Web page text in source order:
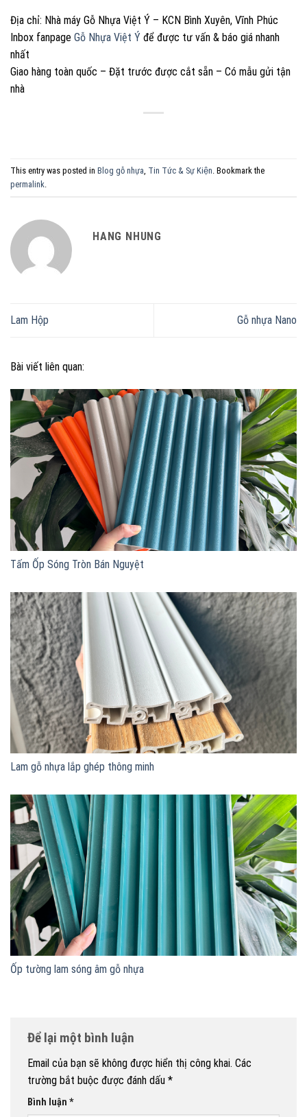
Địa chỉ: Nhà máy Gỗ Nhựa Việt Ý – KCN Bình Xuyên, Vĩnh Phúc
Inbox fanpage Gỗ Nhựa Việt Ý để được tư vấn & báo giá nhanh
nhất
Giao hàng toàn quốc – Đặt trước được cắt sẵn – Có mẫu gửi tận
nhà
This entry was posted in Blog gỗ nhựa Tin Tức & Sự Kiện . Bookmark the
permalink
HANG NHUNG
Lam Hộp Gỗ nhựa Nano
Bài viết liên quan:
Tấm Ốp Sóng Tròn Bán Nguyệt
Lam gỗ nhựa lắp ghép thông minh
Ốp tường lam sóng âm gỗ nhựa
Để lại một bình luận
Email của bạn sẽ không được hiển thị công khai. Các
trường bắt buộc được đánh dấu *
Bình luận *